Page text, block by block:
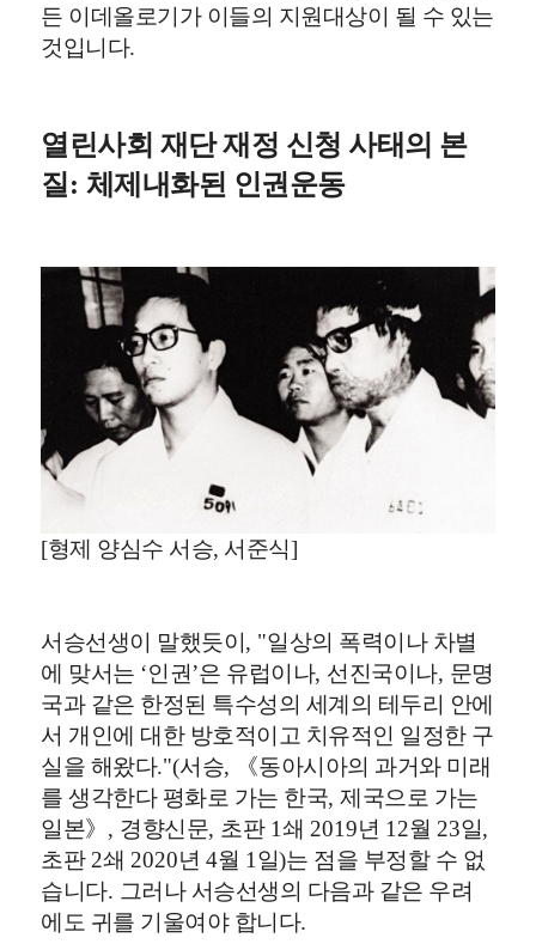
든 이데올로기가 이들의 지원대상이 될 수 있는
것입니다.
열린사회 재단 재정 신청 사태의 본
질: 체제내화된 인권운동
[형제 양심수 서승, 서준식]
서승선생이 말했듯이, "일상의 폭력이나 차별
에 맞서는 ‘인권’은 유럽이나, 선진국이나, 문명
국과 같은 한정된 특수성의 세계의 테두리 안에
서 개인에 대한 방호적이고 치유적인 일정한 구
실을 해왔다."(서승, 《동아시아의 과거와 미래
를 생각한다 평화로 가는 한국,제국으로 가는
일본》 , 경향신문, 초판 1쇄 2019년 12월 23일,
초판 2쇄 2020년 4월 1 일)는 점을 부정할 수 없
습니다. 그러나 서승선생의 다음과 같은 우려
에도 귀를 기울여야 합니다.